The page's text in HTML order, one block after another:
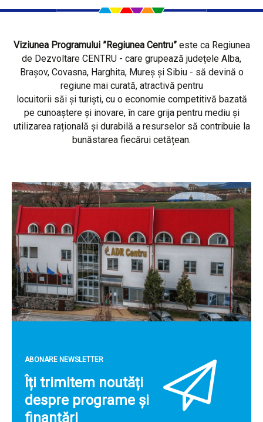
Viziunea Programului ”Regiunea Centru”este ca Regiunea
de Dezvoltare CENTRU - care grupează județele Alba,
Brașov, Covasna, Harghita, Mureș și Sibiu - să devină o
regiune mai curată, atractivă pentru
locuitorii săi și turiști, cu o economie competitivă bazată
pe cunoaștere și inovare, în care grija pentru mediu și
utilizarea rațională și durabilă a resurselor să contribuie la
bunăstarea fiecărui cetățean.
ABONARE NEWSLETTER
Îți trimitem noutăți
despre programe și
finanțări